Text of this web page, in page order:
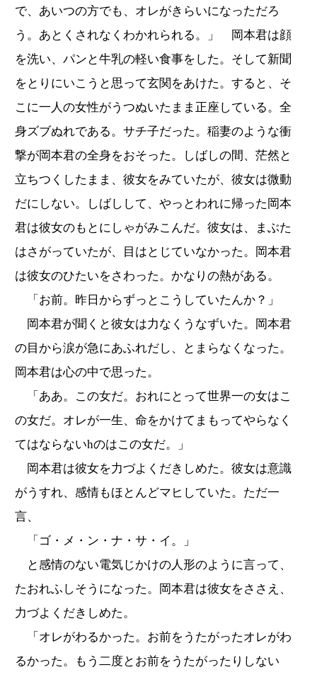
で、あいつの方でも、オレがきらいになっただろ
う。あとくされなくわかれられる。」 岡本君は顔
を洗い、パンと牛乳の軽い食事をした。そして新聞
をとりにいこうと思って玄関をあけた。すると、そ
こに一人の女性がうつぬいたまま正座している。全
身ズブぬれである。サチ子だった。稲妻のような衝
撃が岡本君の全身をおそった。しばしの間、茫然と
立ちつくしたまま、彼女をみていたが、彼女は微動
だにしない。しばしして、やっとわれに帰った岡本
君は彼女のもとにしゃがみこんだ。彼女は、まぶた
はさがっていたが、目はとじていなかった。岡本君
は彼女のひたいをさわった。かなりの熱がある。
「お前。昨日からずっとこうしていたんか？」
岡本君が聞くと彼女は力なくうなずいた。岡本君
の目から涙が急にあふれだし、とまらなくなった。
岡本君は心の中で思った。
「ああ。この女だ。おれにとって世界一の女はこ
の女だ。オレが一生、命をかけてまもってやらなく
てはならないhのはこの女だ。」
岡本君は彼女を力づよくだきしめた。彼女は意識
がうすれ、感情もほとんどマヒしていた。ただ一
言、
「ゴ・メ・ン・ナ・サ・イ。」
と感情のない電気じかけの人形のように言って、
たおれふしそうになった。岡本君は彼女をささえ、
力づよくだきしめた。
「オレがわるかった。お前をうたがったオレがわ
るかった。もう二度とお前をうたがったりしない